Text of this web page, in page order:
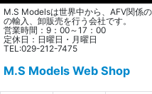
M.S Modelsは世界中から、AFV関係
の輸入、卸販売を行う会社です。
営業時間：9：00～17：00
定休日：日曜日・月曜日
TEL:029-212-7475
M.S Models Web Shop